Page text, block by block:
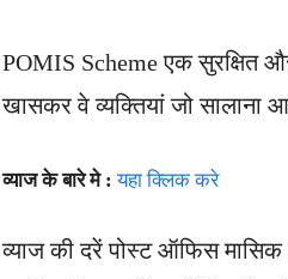
POMIS Scheme एक सुरक्षित
खासकर वे व्यक्तियां जो सालाना
व्याज के बारे मे : यहा क्लिक करे
व्याज की दरें पोस्ट ऑफिस